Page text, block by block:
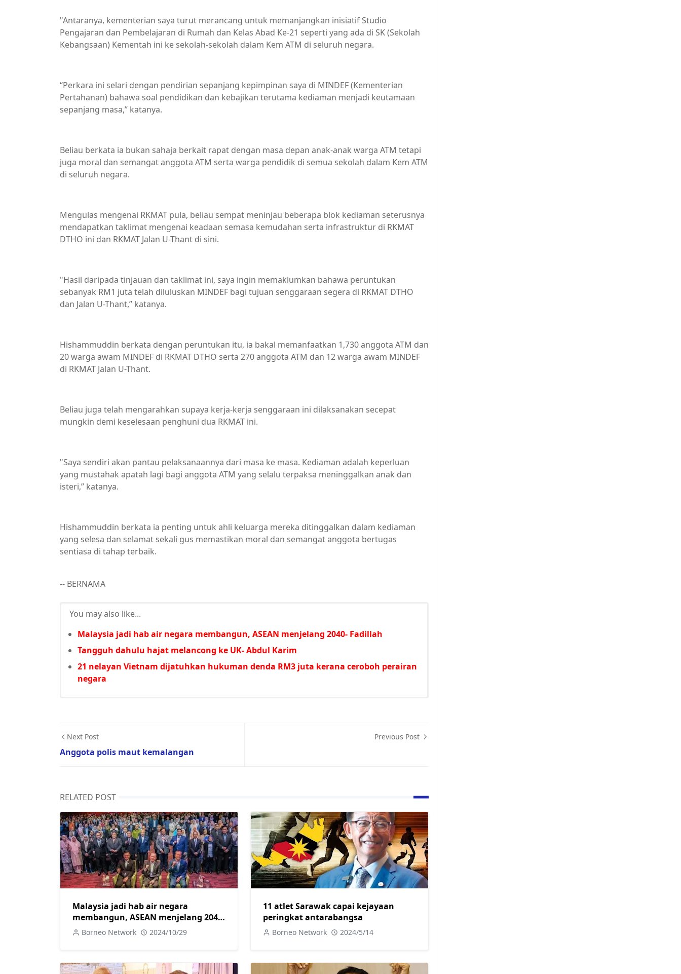
"Antaranya, kementerian saya turut merancang untuk memanjangkan inisiatif Studio
Pengajaran dan Pembelajaran di Rumah dan Kelas Abad Ke-21 seperti yang ada di SK (Sekolah
Kebangsaan) Kementah ini ke sekolah-sekolah dalam Kem ATM di seluruh negara.
“Perkara ini selari dengan pendirian sepanjang kepimpinan saya di MINDEF (Kementerian
Pertahanan) bahawa soal pendidikan dan kebajikan terutama kediaman menjadi keutamaan
sepanjang masa,” katanya.
Beliau berkata ia bukan sahaja berkait rapat dengan masa depan anak-anak warga ATM tetapi
juga moral dan semangat anggota ATM serta warga pendidik di semua sekolah dalam Kem ATM
di seluruh negara.
Mengulas mengenai RKMAT pula, beliau sempat meninjau beberapa blok kediaman seterusnya
mendapatkan taklimat mengenai keadaan semasa kemudahan serta infrastruktur di RKMAT
DTHO ini dan RKMAT Jalan U-Thant di sini.
"Hasil daripada tinjauan dan taklimat ini, saya ingin memaklumkan bahawa peruntukan
sebanyak RM1 juta telah diluluskan MINDEF bagi tujuan senggaraan segera di RKMAT DTHO
dan Jalan U-Thant,” katanya.
Hishammuddin berkata dengan peruntukan itu, ia bakal memanfaatkan 1,730 anggota ATM dan
20 warga awam MINDEF di RKMAT DTHO serta 270 anggota ATM dan 12 warga awam MINDEF
di RKMAT Jalan U-Thant.
Beliau juga telah mengarahkan supaya kerja-kerja senggaraan ini dilaksanakan secepat
mungkin demi keselesaan penghuni dua RKMAT ini.
"Saya sendiri akan pantau pelaksanaannya dari masa ke masa. Kediaman adalah keperluan
yang mustahak apatah lagi bagi anggota ATM yang selalu terpaksa meninggalkan anak dan
isteri,” katanya.
Hishammuddin berkata ia penting untuk ahli keluarga mereka ditinggalkan dalam kediaman
yang selesa dan selamat sekali gus memastikan moral dan semangat anggota bertugas
sentiasa di tahap terbaik.
-- BERNAMA
You may also like...
Malaysia jadi hab air negara membangun, ASEAN menjelang 2040- Fadillah
Tangguh dahulu hajat melancong ke UK- Abdul Karim
21 nelayan Vietnam dijatuhkan hukuman denda RM3 juta kerana ceroboh perairan
negara
Next Post
Anggota polis maut kemalangan
Previous Post
RELATED POST
Malaysia jadi hab air negara
membangun, ASEAN menjelang 2040-
Fadillah
Borneo Network 2024/10/29
11 atlet Sarawak capai kejayaan
peringkat antarabangsa
Borneo Network 2024/5/14